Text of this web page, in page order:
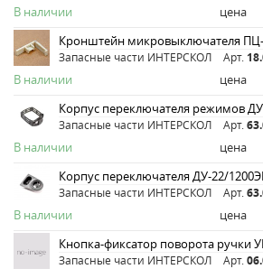
В наличии цена
Кронштейн микровыключателя
Запасные части ИНТЕРСКОЛ Арт.
В наличии цена
Корпус переключателя режимов
Запасные части ИНТЕРСКОЛ Арт.
В наличии цена
Корпус переключателя ДУ-22/
Запасные части ИНТЕРСКОЛ Арт.
В наличии цена
Кнопка-фиксатор поворота ручки
Запасные части ИНТЕРСКОЛ Арт.